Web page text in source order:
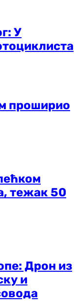
У
проширио
тежак 50
Дрон из
и